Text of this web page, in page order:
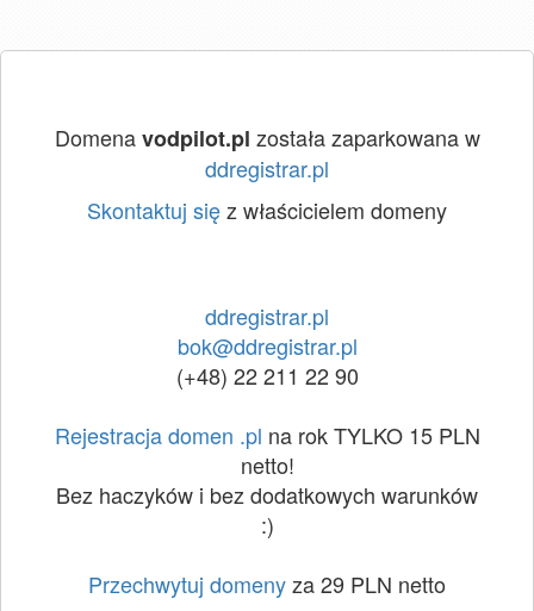
Domenavodpilot.pl została zaparkowana w
ddregistrar.pl
Skontaktuj sięz właścicielem domeny
ddregistrar.pl
bok@ddregistrar.pl
(+48) 22 211 22 90
Rejestracja domen .pl na rok TYLKO 15 PLN
netto!
Bez haczyków i bez dodatkowych warunków
:)
Przechwytuj domenyza 29 PLN netto